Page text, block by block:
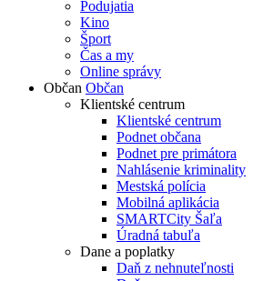
Podujatia
Kino
Šport
Čas a my
Online správy
Občan Občan
Klientské centrum
Klientské centrum
Podnet občana
Podnet pre primátora
Nahlásenie kriminality
Mestská polícia
Mobilná aplikácia
SMARTCity Šaľa
Úradná tabuľa
Dane a poplatky
Daň z nehnuteľnosti